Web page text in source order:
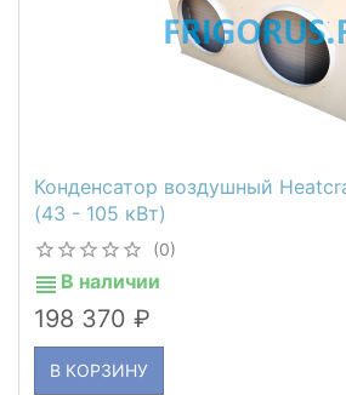
Конденсатор воздушный
(43 - 105 кВт)
(0)
В наличии
198 370
В КОРЗИНУ